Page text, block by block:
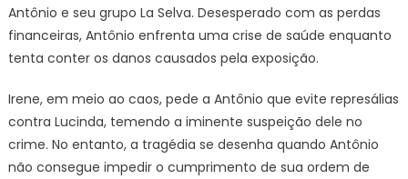
Antônio e seu grupo La Selva. Desesperado com as perdas
financeiras, Antônio enfrenta uma crise de saúde enquanto
tenta conter os danos causados pela exposição.
Irene, em meio ao caos, pede a Antônio que evite represálias
contra Lucinda, temendo a iminente suspeição dele no
crime. No entanto, a tragédia se desenha quando Antônio
não consegue impedir o cumprimento de sua ordem de